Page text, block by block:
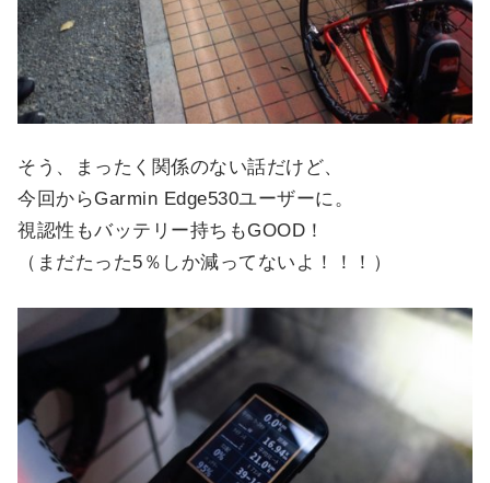
そう、まったく関係のない話だけど、
今回からGarmin Edge530ユーザーに。
視認性もバッテリー持ちもGOOD！
（まだたった5％しか減ってないよ！！！）